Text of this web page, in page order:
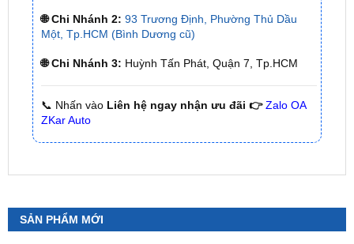
🌐 Chi Nhánh 3: Huỳnh Tấn Phát, Quận 7, Tp.HCM
📞 Nhấn vàoLiên hệ ngay nhận ưu đãi 👉 Zalo OA
SẢN PHẨM MỚI
Camera 360 Safeview S200
₫11,800,000